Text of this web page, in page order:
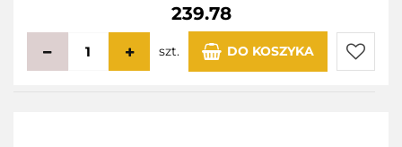
239.78
szt. DO KOSZYKA
Do